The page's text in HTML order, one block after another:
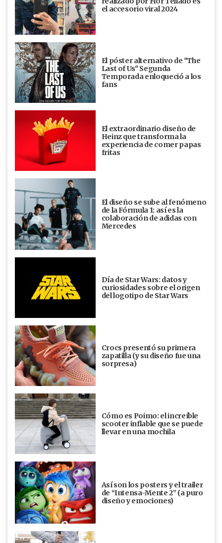
el accesorio viral 2024
El póster alternativo de "The
Last of Us" Segunda
Temporada enloqueció a los
fans
El extraordinario diseño de
Heinz que transforma la
experiencia de comer papas
fritas
El diseño se sube al fenómeno
de la Fórmula 1: así es la
colaboración de adidas con
Mercedes
Día de Star Wars: datos y
curiosidades sobre el origen
del logotipo de Star Wars
Crocs presentó su primera
zapatilla (y su diseño fue una
sorpresa)
Cómo es Poimo: el increíble
scooter inflable que se puede
llevar en una mochila
Así son los posters y el trailer
de “Intensa-Mente 2” (a puro
diseño y emociones)